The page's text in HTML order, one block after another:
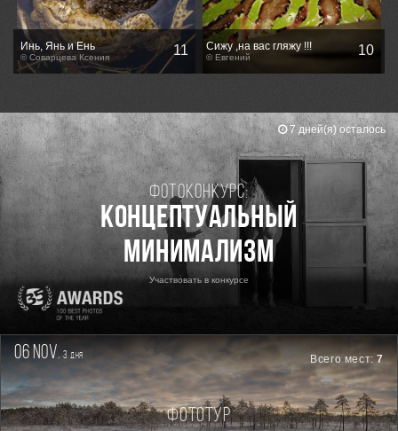
Инь, Янь и Ень
© Соварцева Ксения 11 Сижу ,на вас гляжу !!!
© Евгений 10
Фотоконкурс:
Концептуальный
минимализм
Участвовать в конкурсе
7 дней(я) осталось
06 nov.3дня Всего мест:7
Фототур